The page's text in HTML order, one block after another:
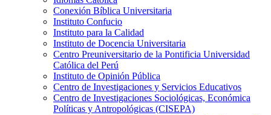
Conexión Bíblica Universitaria
Instituto Confucio
Instituto para la Calidad
Instituto de Docencia Universitaria
Centro Preuniversitario de la Pontificia Universidad
Católica del Perú
Instituto de Opinión Pública
Centro de Investigaciones y Servicios Educativos
Centro de Investigaciones Sociológicas, Económica
Políticas y Antropológicas (CISEPA)